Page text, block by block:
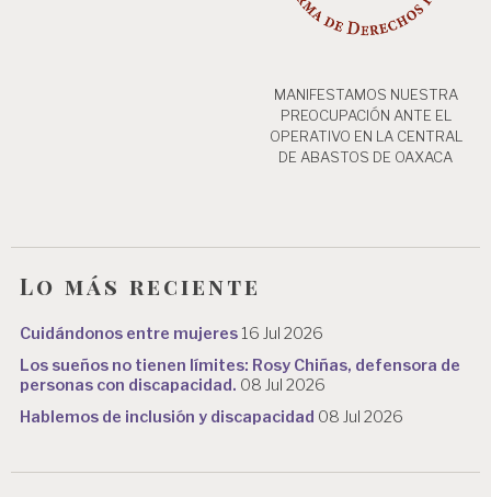
MANIFESTAMOS NUESTRA
PREOCUPACIÓN ANTE EL
OPERATIVO EN LA CENTRAL
DE ABASTOS DE OAXACA
Lo más reciente
Cuidándonos entre mujeres 16 Jul 2026
Los sueños no tienen límites: Rosy Chiñas, defensora de
personas con discapacidad. 08 Jul 2026
Hablemos de inclusión y discapacidad 08 Jul 2026